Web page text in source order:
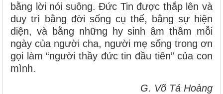
bằng lời nói suông. Đức Tin được thắp lên và
duy trì bằng đời sống cụ thể, bằng sự hiện
diện, và bằng những hy sinh âm thầm mỗi
ngày của người cha, người mẹ sống trong ơn
gọi làm “người thầy đức tin đầu tiên” của con
mình.
G. Võ Tá Hoàng